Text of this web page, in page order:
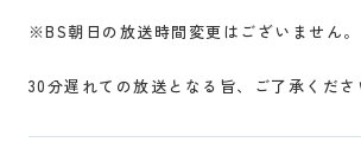
※BS朝日の放送時間変更はございません。
30分遅れての放送となる旨、ご了承くださ